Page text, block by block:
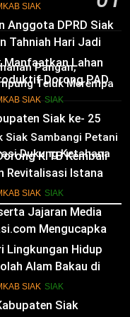
Siak ke- 25
Jajaran Media
Mengucapkan
Ke-79
Siak
Dirgahayu RI Ke- 79
Kabupaten
Pangan,
Teluk Merempan
Waga
Siak Sambangi Petani
Dukung Ketahanan
SIAK
Manfaatkan Lahan
Dorong PAD
Warga
SIAK SIAK
KITB Kembali
Revitalisasi Istana
SIAK SIAK
Lingkungan Hidup
Alam Bakau di
Penjaga
SIAK SIAK